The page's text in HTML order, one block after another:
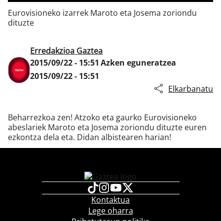
Eurovisioneko izarrek Maroto eta Josema zoriondu
dituzte
Erredakzioa Gaztea
2015/09/22 - 15:51 Azken eguneratzea
2015/09/22 - 15:51
Elkarbanatu
Beharrezkoa zen! Atzoko eta gaurko Eurovisioneko
abeslariek Maroto eta Josema zoriondu dituzte euren
ezkontza dela eta. Didan albistearen harian!
Kontaktua
Lege oharra